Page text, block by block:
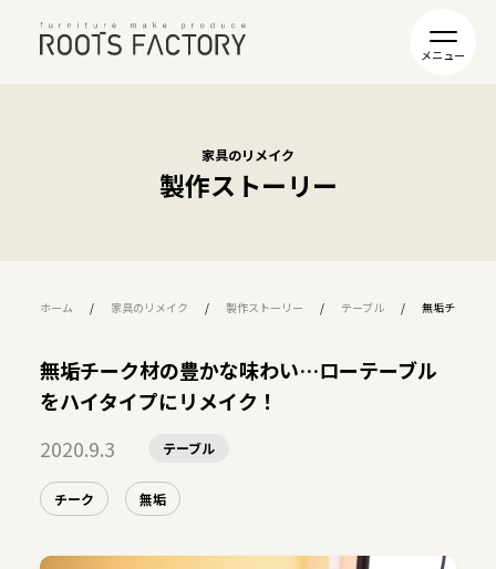
家具のリメイク
製作ストーリー
ホーム 家具のリメイク 製作ストーリー テーブル 無垢チーク材
無垢チーク材の豊かな味わい…ローテーブル
をハイタイプにリメイク！
2020.9.3
テーブル
チーク 無垢